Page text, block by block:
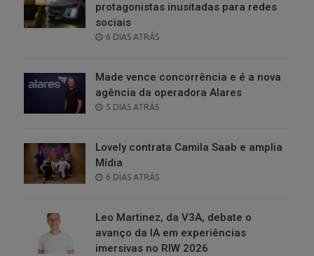
protagonistas inusitadas para redes
sociais
POSTED
6 DIAS ATRÁS
Made vence concorrência e é a nova
agência da operadora Alares
POSTED
5 DIAS ATRÁS
Lovely contrata Camila Saab e amplia
Mídia
POSTED
6 DIAS ATRÁS
Leo Martinez, da V3A, debate o
avanço da IA em experiências
imersivas no RIW 2026